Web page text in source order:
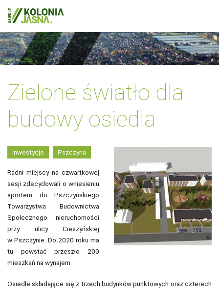
Zielone światło dla
budowy osiedla
Inwestycje Pszczyna
Radni miejscy na czwartkowej
sesji zdecydowali o wniesieniu
aportem do Pszczyńskiego
Towarzystwa Budownictwa
Społecznego nieruchomości
przy ulicy Cieszyńskiej
w Pszczynie. Do 2020 roku ma
tu powstać przeszło 200
mieszkań na wynajem.
Osiedle składające się z trzech budynków punktowych oraz czterech